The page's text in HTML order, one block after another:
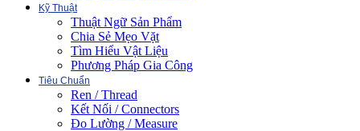
Kỹ Thuật
Thuật Ngữ Sản Phẩm
Chia Sẻ Mẹo Vặt
Tìm Hiểu Vật Liệu
Phương Pháp Gia Công
Tiêu Chuẩn
Ren / Thread
Kết Nối / Connectors
Đo Lường / Measure